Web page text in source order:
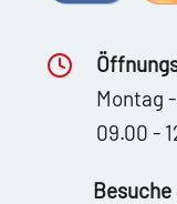
Montag
09.00 -